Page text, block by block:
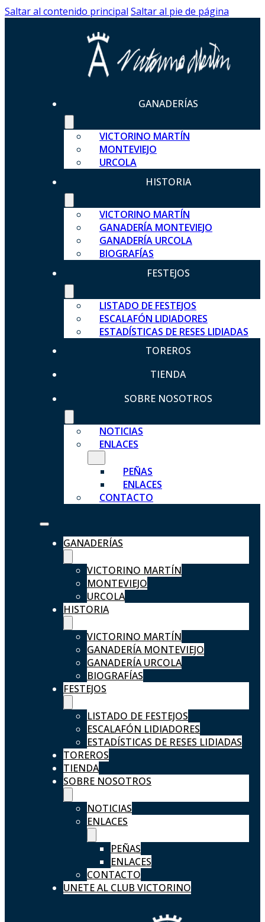
Saltar al contenido principal Saltar al pie de página
GANADERÍAS
VICTORINO MARTÍN
MONTEVIEJO
URCOLA
HISTORIA
VICTORINO MARTÍN
GANADERÍA MONTEVIEJO
GANADERÍA URCOLA
BIOGRAFÍAS
FESTEJOS
LISTADO DE FESTEJOS
ESCALAFÓN LIDIADORES
ESTADÍSTICAS DE RESES LIDIADAS
TOREROS
TIENDA
SOBRE NOSOTROS
NOTICIAS
ENLACES
PEÑAS
ENLACES
CONTACTO
GANADERÍAS
VICTORINO MARTÍN
MONTEVIEJO
URCOLA
HISTORIA
VICTORINO MARTÍN
GANADERÍA MONTEVIEJO
GANADERÍA URCOLA
BIOGRAFÍAS
FESTEJOS
LISTADO DE FESTEJOS
ESCALAFÓN LIDIADORES
ESTADÍSTICAS DE RESES LIDIADAS
TOREROS
TIENDA
SOBRE NOSOTROS
NOTICIAS
ENLACES
PEÑAS
ENLACES
CONTACTO
UNETE AL CLUB VICTORINO